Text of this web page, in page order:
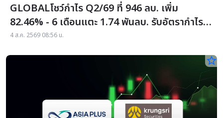
GLOBALโชว์กำไร Q2/69 ที่ 946 ลบ. เพิ่ม
82.46% - 6 เดือนแตะ 1.74 พันลบ. รับอัตรากำไร
ขั้นต้นพุ่ง-คุมค่าใช้จ่าย
4 ส.ค. 2569 08:56 น.
star_border